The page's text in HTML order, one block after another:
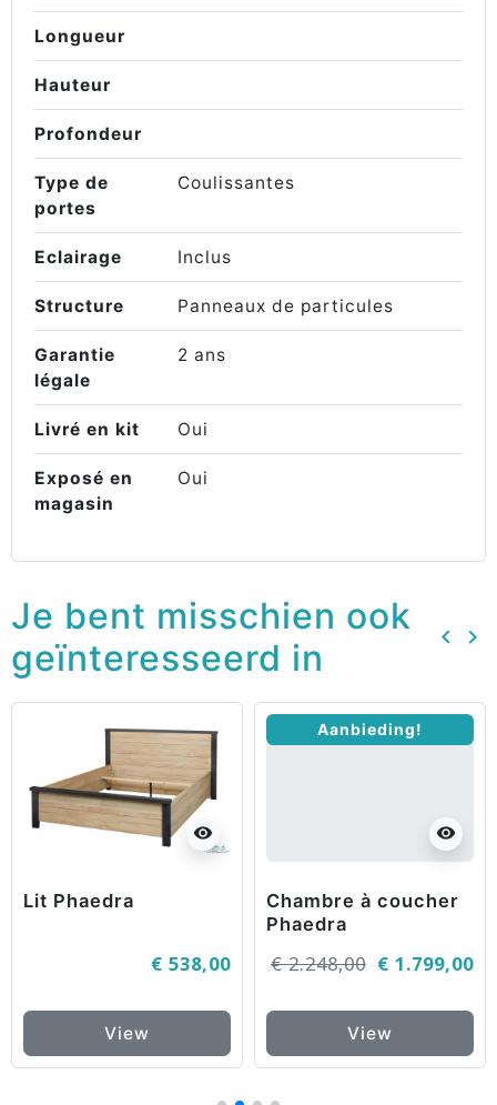
Longueur
Hauteur
Profondeur
Type de
portes
Coulissantes
Eclairage Inclus
Structure Panneaux de particules
Garantie
légale
2 ans
Livré en kit Oui
Exposé en
magasin
Oui
Je bent misschien ook
geïnteresseerd in
keyboard_arrow_left keyboard_arrow_right
visibility
Lit Phaedra
€ 538,00
View
Aanbieding!
visibility
Chambre à coucher
Phaedra
€ 2.248,00 € 1.799,00
View